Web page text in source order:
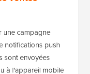
une campagne
notifications push
sont envoyées
à l'appareil mobile